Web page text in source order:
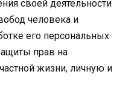
своей деятельности
человека и
его персональных
прав на
жизни, личную и